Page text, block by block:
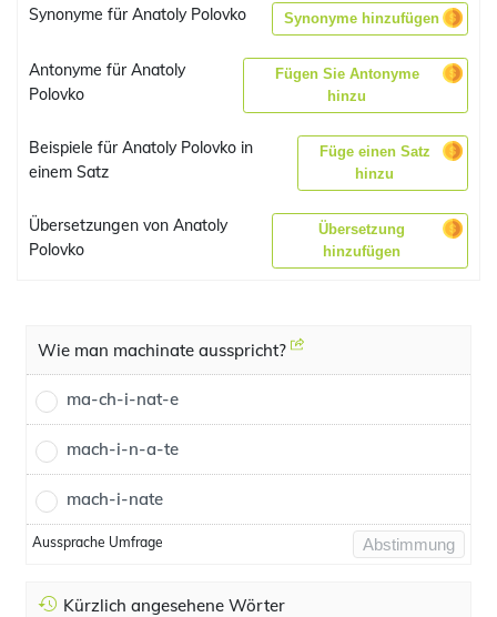
Synonyme für Anatoly Polovko Synonyme hinzufügen
Antonyme für Anatoly
Polovko
Fügen Sie Antonyme
hinzu
Beispiele für Anatoly Polovko in
einem Satz
Füge einen Satz
hinzu
Übersetzungen von Anatoly
Polovko
Übersetzung
hinzufügen
Wie man machinate ausspricht?
ma-ch-i-nat-e
mach-i-n-a-te
mach-i-nate
Aussprache Umfrage Abstimmung
Kürzlich angesehene Wörter